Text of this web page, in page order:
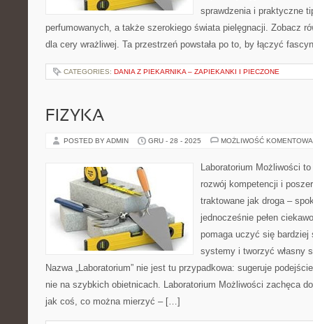
sprawdzenia i praktyczne
perfumowanych, a także szerokiego świata pielęgnacji. Zobacz
dla cery wrażliwej. Ta przestrzeń powstała po to, by łączyć
CATEGORIES: DANIA Z PIEKARNIKA – ZAPIEKANKI I PIECZONE
FIZYKA
POSTED BY ADMIN GRU - 28 - 2025 MOŻLIWOŚĆ
Laboratorium Możliwości
rozwój kompetencji i
traktowane jak droga –
jednocześnie pełen
pomaga uczyć się bardziej
systemy i tworzyć własny
Nazwa „Laboratorium” nie jest tu przypadkowa: sugeruje
nie na szybkich obietnicach. Laboratorium Możliwości zachęca
jak coś, co można mierzyć – […]